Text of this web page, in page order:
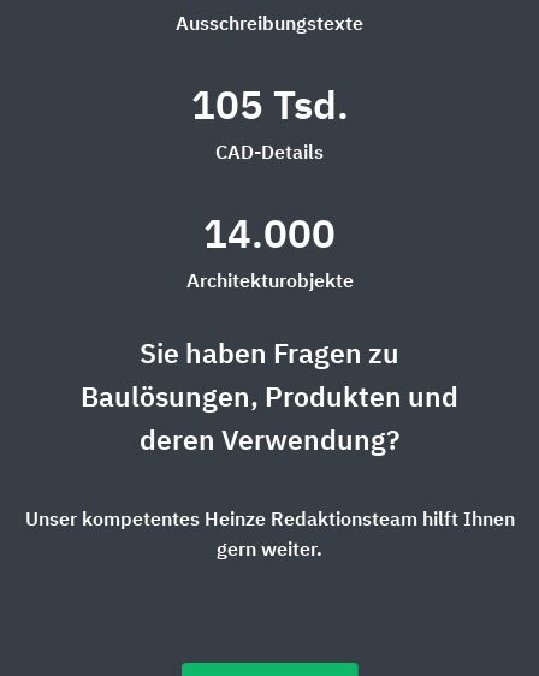
Ausschreibungstexte
105 Tsd.
CAD-Details
14.000
Architekturobjekte
Sie haben Fragen zu
Baulösungen, Produkten und
deren Verwendung?
Unser kompetentes Heinze Redaktionsteam hilft Ihnen
gern weiter.